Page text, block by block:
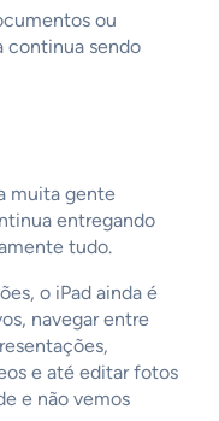
ou
continua sendo
muita gente
entregando
tudo.
o iPad ainda é
navegar entre
e até editar fotos
e não vemos